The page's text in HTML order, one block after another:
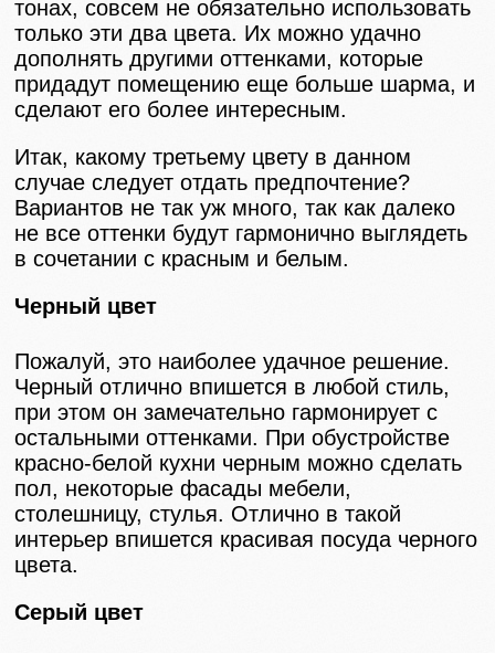
тонах, совсем не обязательно использовать
только эти два цвета. Их можно удачно
дополнять другими оттенками, которые
придадут помещению еще больше шарма, и
сделают его более интересным.
Итак, какому третьему цвету в данном
случае следует отдать предпочтение?
Вариантов не так уж много, так как далеко
не все оттенки будут гармонично выглядеть
в сочетании с красным и белым.
Черный цвет
Пожалуй, это наиболее удачное решение.
Черный отлично впишется в любой стиль,
при этом он замечательно гармонирует с
остальными оттенками. При обустройстве
красно-белой кухни черным можно сделать
пол, некоторые фасады мебели,
столешницу, стулья. Отлично в такой
интерьер впишется красивая посуда черного
цвета.
Серый цвет